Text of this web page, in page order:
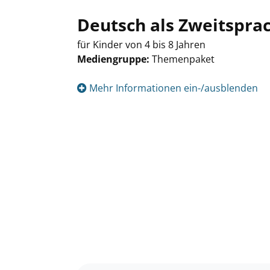
Deutsch als
für Kinder von 4 bis 8 Jahren
Mediengruppe: Themenpaket
Mehr Informationen ein-/ausblenden